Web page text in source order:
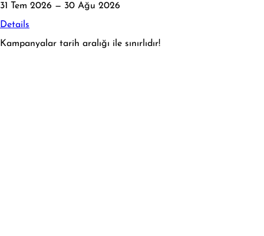
31 Tem 2026 — 30 Ağu 2026
Details
Kampanyalar tarih aralığı ile sınırlıdır!